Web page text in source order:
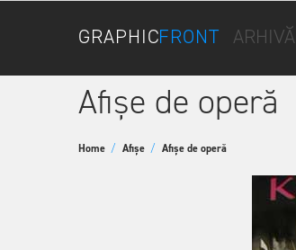
GRAPHICFRONT ARHIVĂ
Afișe de operă
Home / Afișe / Afișe de operă